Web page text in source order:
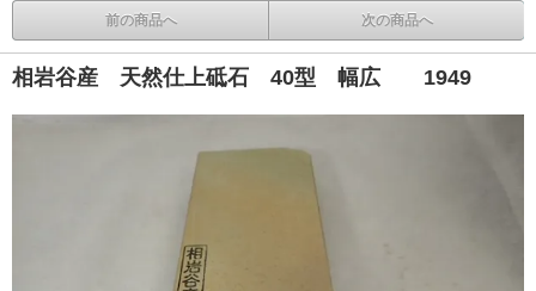
前の商品へ 次の商品へ
相岩谷産 天然仕上砥石 40型 幅広 1949